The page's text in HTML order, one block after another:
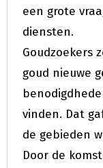
een grote
diensten.
Goudzoekers
goud nieuwe
vinden. Dat
de gebieden
Door de